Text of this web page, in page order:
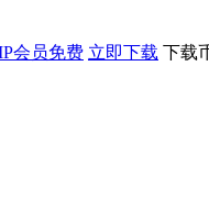
会员免费 立即下载 下载